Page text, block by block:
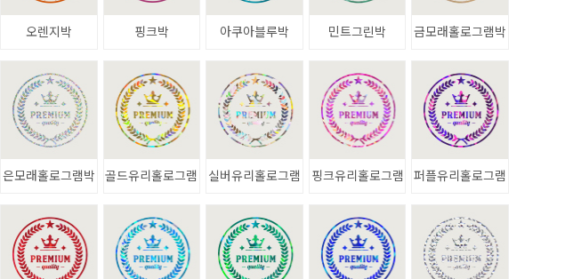
오렌지박 핑크박 아쿠아블루박 민트그린박 금모래홀로그램박
은모래홀로그램박 골드유리홀로그램 실버유리홀로그램 핑크유리홀로그램 퍼플유리홀로그램